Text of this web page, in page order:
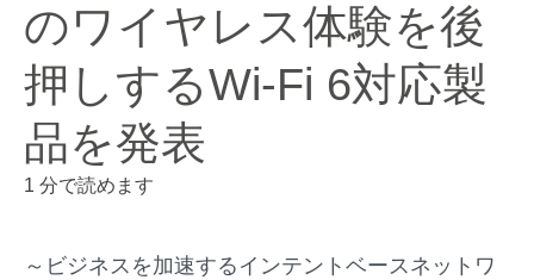
のワイヤレス体験を後
押しするWi-Fi 6対応製
品を発表
1 分で読めます
～ビジネスを加速するインテントベースネットワ